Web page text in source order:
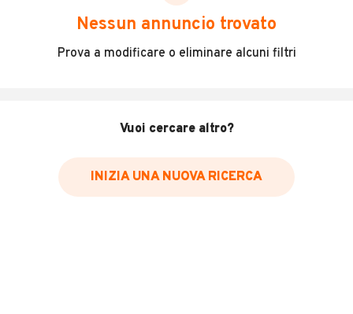
scegliere in modo trasparente e sicuro, come:
Incidenti in cui è stato coinvolto il veicolo
Data e luogo delle revisioni effettuate
Inserisci il numero di targa per verificare la disponibilità
Nessun annuncio trovato
Prova a modificare o eliminare alcuni filtri
Vuoi cercare altro?
INIZIA UNA NUOVA RICERCA